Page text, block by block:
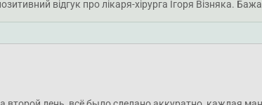
відгук про лікаря-хірурга Ігоря Візняка.